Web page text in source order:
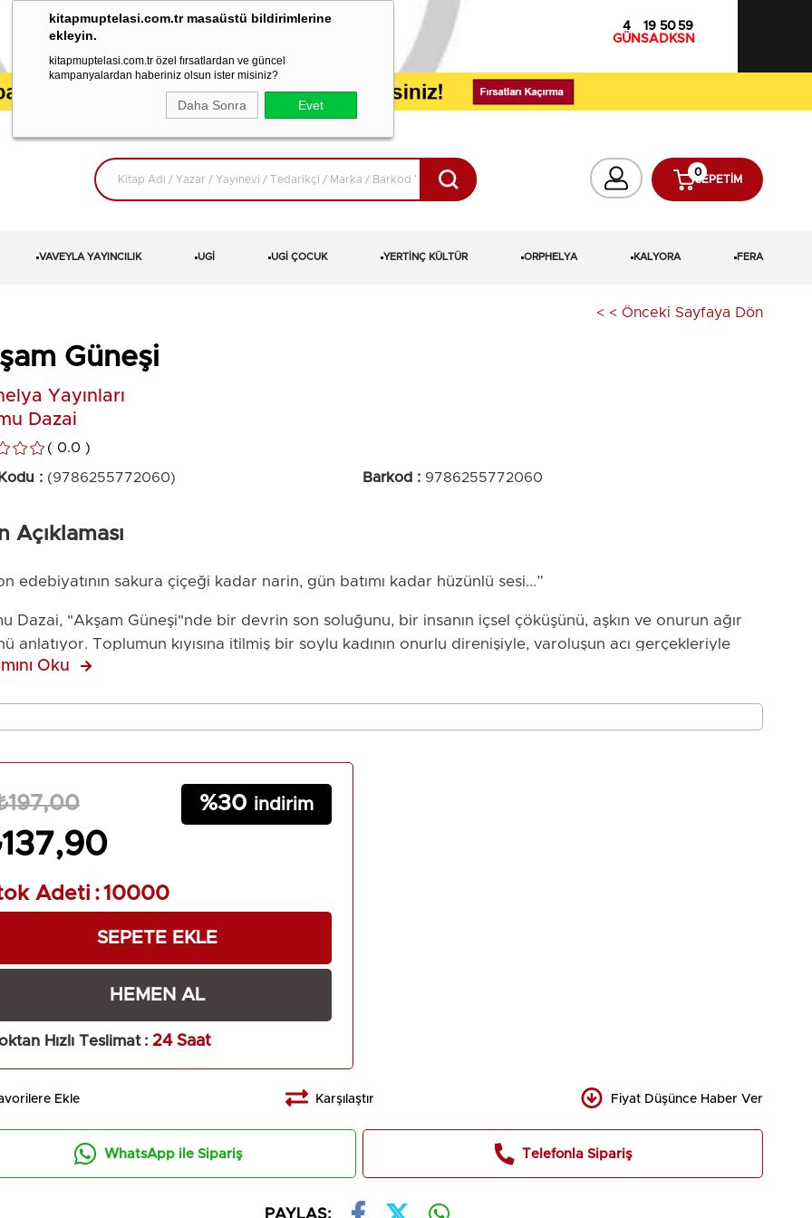
kitapmuptelasi.com.tr masaüstü bildirimlerine
ekleyin.
kitapmuptelasi.com.tr özel fırsatlardan ve güncel
kampanyalardan haberiniz olsun ister misiniz?
Daha Sonra Evet
4
GÜN
19
SA
50
DK
58
SN
SEPETIM
0
VAVEYLA YAYINCILIK UGİ UGİ ÇOCUK YERTİNÇ KÜLTÜR ORPHELYA KALYORA FERA
< < Önceki Sayfaya Dön
Güneşi
Yayınları
Dazai
0.0
(9786255772060) Barkod : 9786255772060
Açıklaması
edebiyatının sakura çiçeği kadar narin, gün batımı kadar hüzünlü sesi...”
Dazai, "Akşam Güneşi"nde bir devrin son soluğunu, bir insanın içsel çöküşünü, aşkın ve onurun ağır
anlatıyor. Toplumun kıyısına itilmiş bir soylu kadının onurlu direnişiyle, varoluşun acı gerçekleriyle
çağırıyor bizleri.
yitirmeyen bir kadının, yitip giden bir dünyanın ardından söylediği vedadır bu kitap. Yaşamın
kırılmalarında saklı kalan fısıltılar, Dazai’nin ustalığıyla sayfalara dökülüyor.
Güneşi" bir çöküşün en zarif hali; bir kadının incelikle susarak haykırdığı bir veda mektubu.
Tarihi: 24.02.2023
Boyutu: 13,50 x 21
2. Hamur Kitap Kağıdı
Cem Şahin
Zeynep Çalışır
Cem Şahin
Oku
30
Adeti :10000
Hızlı Teslimat : 24 Saat
Ekle Karşılaştır Fiyat Düşünce Haber Ver
WhatsApp ile Sipariş Telefonla Sipariş
PAYLAŞ: